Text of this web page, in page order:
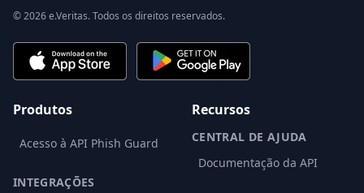
© 2026 e.Veritas. Todos os direitos reservados.
Produtos
Acesso à API Phish Guard
INTEGRAÇÕES
Recursos
CENTRAL DE AJUDA
Documentação da API